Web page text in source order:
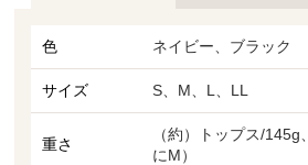
色 ネイビー、ブラック
サイズ S、M、L、LL
重さ
（約）トップス/
にM）